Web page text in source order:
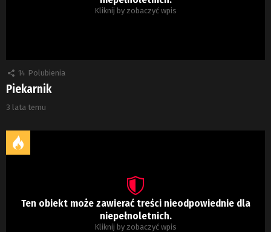
Kliknij by zobaczyć wpis
14 Polubienia
Piekarnik
3 lata temu
Ten obiekt może zawierać treści nieodpowiednie dla
niepełnoletnich.
Kliknij by zobaczyć wpis